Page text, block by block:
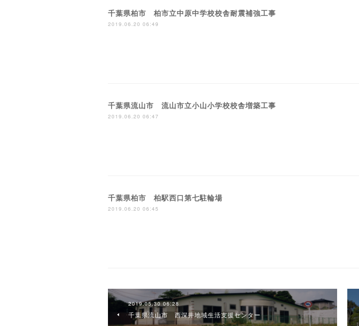
千葉県柏市 柏市立中原中学校校舎耐震補強工事
2019.06.20 06:49
千葉県流山市 流山市立小山小学校校舎増築工事
2019.06.20 06:47
千葉県柏市 柏駅西口第七駐輪場
2019.06.20 06:45
2019.05.30 06:28
千葉県流山市 西深井地域生活支援センター